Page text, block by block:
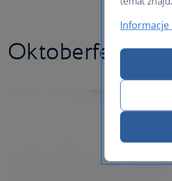
Oktoberfest
Informacje